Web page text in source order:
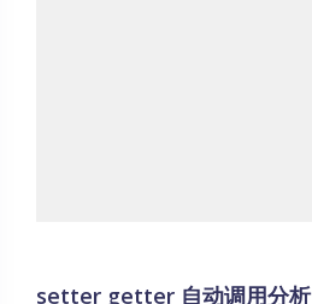
setter getter 自动调用分析